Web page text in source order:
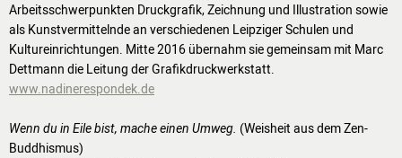
Arbeitsschwerpunkten Druckgrafik, Zeichnung und Illustration sowie
als Kunstvermittelnde an verschiedenen Leipziger Schulen und
Kultureinrichtungen. Mitte 2016 übernahm sie gemeinsam mit Marc
Dettmann die Leitung der Grafikdruckwerkstatt.
www.nadinerespondek.de
Wenn du in Eile bist, mache einen Umweg. (Weisheit aus dem Zen-
Buddhismus)